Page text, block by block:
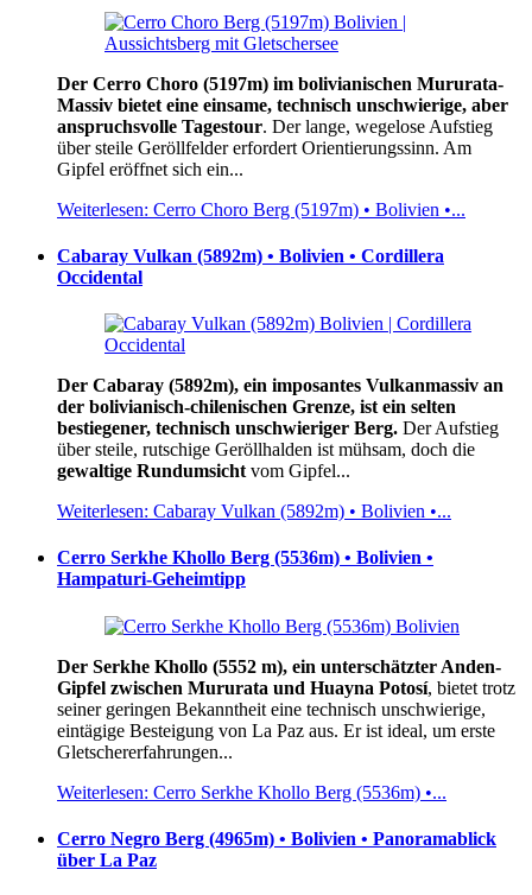
Der Cerro Choro (5197m) im bolivianischen Mururata-
Massiv bietet eine einsame, technisch unschwierige, aber
anspruchsvolle Tagestour. Der lange, wegelose Aufstieg
über steile Geröllfelder erfordert Orientierungssinn. Am
Gipfel eröffnet sich ein...
Weiterlesen: Cerro Choro Berg (5197m) • Bolivien •...
Cabaray Vulkan (5892m) • Bolivien • Cordillera
Occidental
Der Cabaray (5892m), ein imposantes Vulkanmassiv an
der bolivianisch-chilenischen Grenze, ist ein selten
bestiegener, technisch unschwieriger Berg. Der Aufstieg
über steile, rutschige Geröllhalden ist mühsam, doch die
gewaltige Rundumsicht vom Gipfel...
Weiterlesen: Cabaray Vulkan (5892m) • Bolivien •...
Cerro Serkhe Khollo Berg (5536m) • Bolivien •
Hampaturi-Geheimtipp
Der Serkhe Khollo (5552 m), ein unterschätzter Anden-
Gipfel zwischen Mururata und Huayna Potosí, bietet trotz
seiner geringen Bekanntheit eine technisch unschwierige,
eintägige Besteigung von La Paz aus. Er ist ideal, um erste
Gletschererfahrungen...
Weiterlesen: Cerro Serkhe Khollo Berg (5536m) •...
Cerro Negro Berg (4965m) • Bolivien • Panoramablick
über La Paz